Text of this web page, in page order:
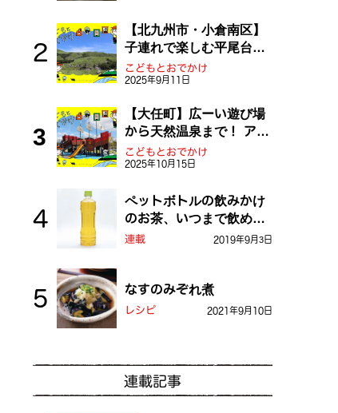
【北九州市・小倉南区】
子連れで楽しむ平尾台！
ふしぎな草原や千仏鍾乳
洞を探検しよう！
こどもとおでかけ
2025年9月11日
【大任町】広ーい遊び場
から天然温泉まで！ アミ
ューズメントな道の駅・
おおとう桜街道
こどもとおでかけ
2025年10月15日
ペットボトルの飲みかけ
のお茶、いつまで飲め
る？
連載 2019年9月3日
なすのみぞれ煮
レシピ 2021年9月10日
連載記事